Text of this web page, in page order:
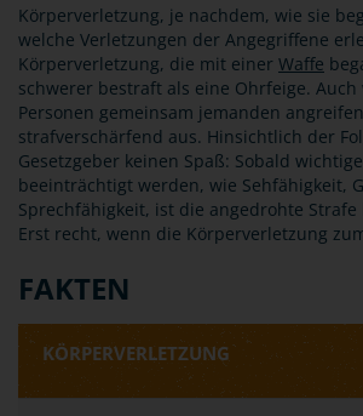
Körperverletzung, je nachdem, wie sie
welche Verletzungen der Angegriffene
Körperverletzung, die mit einer Waffe
schwerer bestraft als eine Ohrfeige.
Personen gemeinsam jemanden
strafverschärfend aus. Hinsichtlich der
Gesetzgeber keinen Spaß: Sobald
beeinträchtigt werden, wie Sehfähigkeit,
Sprechfähigkeit, ist die angedrohte Strafe
Erst recht, wenn die Körperverletzung
FAKTEN
KÖRPERVERLETZUNG